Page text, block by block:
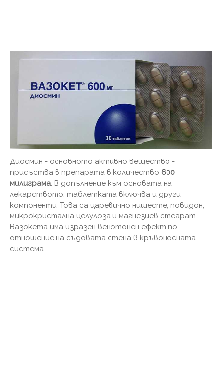
Диосмин - основното активно вещество -
присъства в препарата в количество 600
милиграма. В допълнение към основата на
лекарството, таблетката включва и други
компоненти. Това са царевично нишесте, повидон,
микрокристална целулоза и магнезиев стеарат.
Вазокета има изразен венотонен ефект по
отношение на съдовата стена в кръвоносната
система.